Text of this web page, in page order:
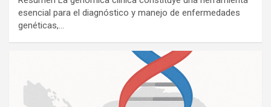
esencial para el diagnóstico y manejo de enfermedades
genéticas,…